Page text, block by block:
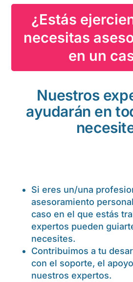
¿Estás
necesitas
en un
Nuestros
ayudarán en
Si eres un/una
asesoramiento
caso en el que estás
expertos pueden
necesites.
Contribuimos a tu
con el soporte, el
nuestros expertos.